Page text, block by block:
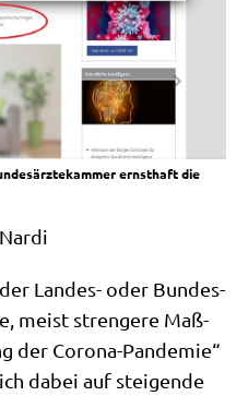
ernsthaft die
Lan­des- oder Bun­des­
meist stren­ge­re Maß­
der Coro­na-Pan­de­mie“
dabei auf stei­gen­de